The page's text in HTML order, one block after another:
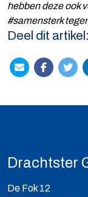
hebben deze ook
#samensterk
Deel dit artikel:
Drachtster
De Fok 12